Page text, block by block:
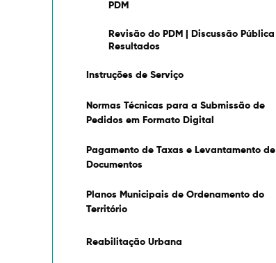
Categorias gerais
PDM
Revisão do PDM | Discussão Pública |
Resultados
Instruções de Serviço
Normas Técnicas para a Submissão de
Pedidos em Formato Digital
Pagamento de Taxas e Levantamento de
Documentos
Planos Municipais de Ordenamento do
Território
Reabilitação Urbana